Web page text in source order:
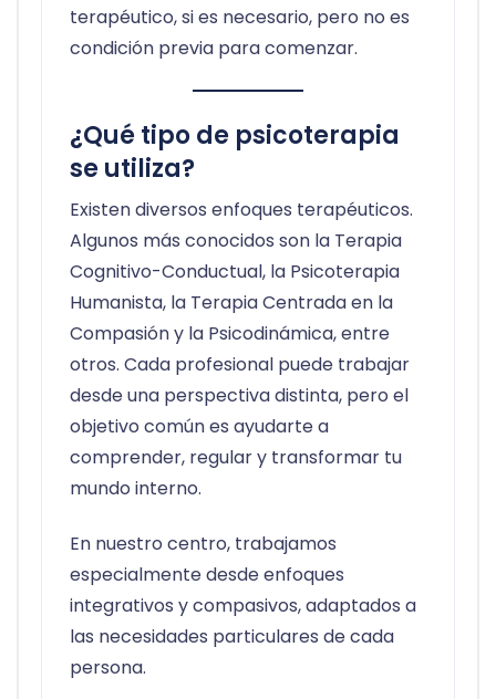
terapéutico, si es necesario, pero no es
condición previa para comenzar.
¿Qué tipo de psicoterapia
se utiliza?
Existen diversos enfoques terapéuticos.
Algunos más conocidos son la Terapia
Cognitivo-Conductual, la Psicoterapia
Humanista, la Terapia Centrada en la
Compasión y la Psicodinámica, entre
otros. Cada profesional puede trabajar
desde una perspectiva distinta, pero el
objetivo común es ayudarte a
comprender, regular y transformar tu
mundo interno.
En nuestro centro, trabajamos
especialmente desde enfoques
integrativos y compasivos, adaptados a
las necesidades particulares de cada
persona.